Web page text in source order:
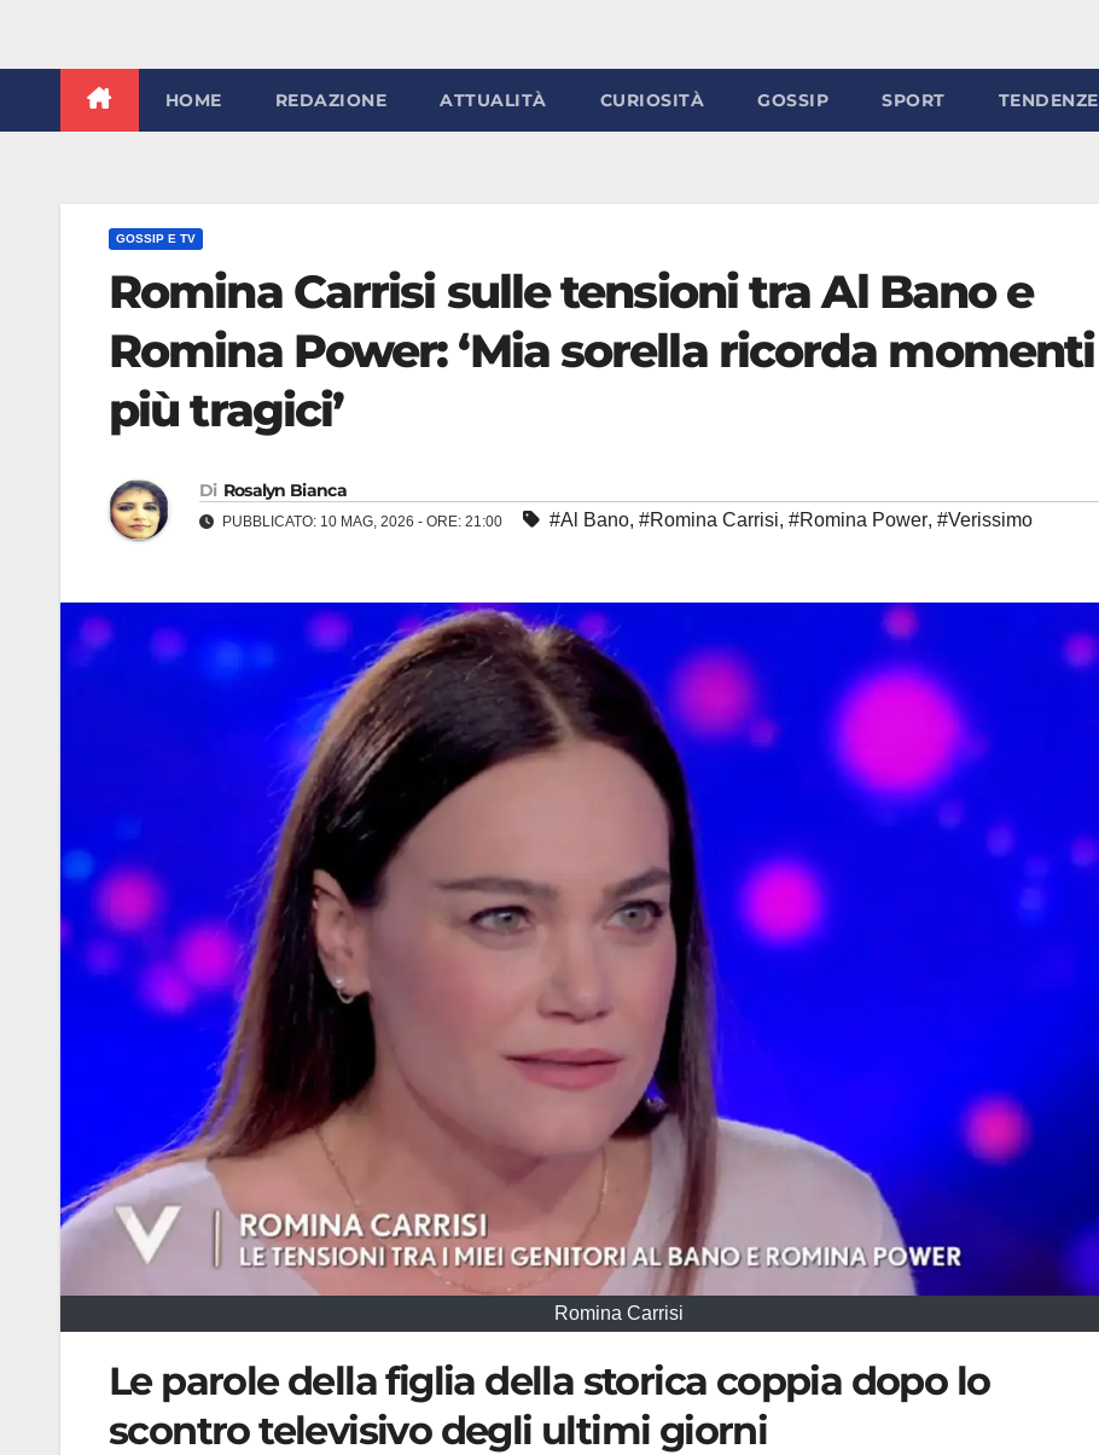
HOME REDAZIONE ATTUALITÀ CURIOSITÀ GOSSIP SPORT TENDENZE
GOSSIP E TV
Romina Carrisi sulle tensioni tra Al Bano e
Romina Power: ‘Mia sorella ricorda momenti
più tragici’
Di Rosalyn Bianca
PUBBLICATO: 10 MAG, 2026 - ORE: 21:00 #Al Bano, #Romina Carrisi, #Romina Power, #Verissimo
Romina Carrisi
Le parole della figlia della storica coppia dopo lo
scontro televisivo degli ultimi giorni